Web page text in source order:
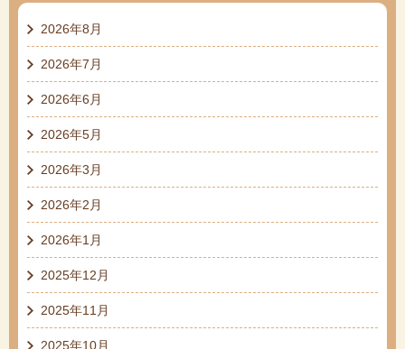
2026年8月
2026年7月
2026年6月
2026年5月
2026年3月
2026年2月
2026年1月
2025年12月
2025年11月
2025年10月